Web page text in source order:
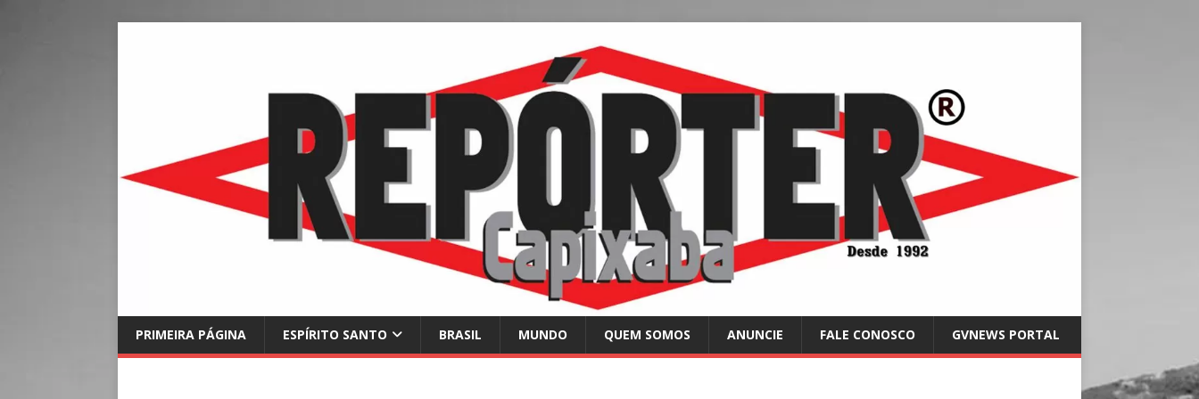
PRIMEIRA PÁGINA ESPÍRITO SANTO BRASIL MUNDO QUEM SOMOS ANUNCIE FALE CONOSCO GVNEWS PORTAL